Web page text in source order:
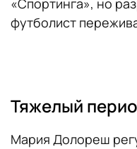
«Спортинга», но
футболист
Тяжелый
Мария Долореш